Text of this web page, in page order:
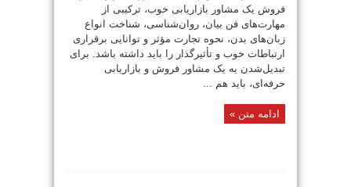
فروش یک مشاور بازاریابی خوب، ترکیبی از
مهارت‌های فن بیان، روان‌شناسی، شناخت انواع
زبان‌های بدن، نحوه تجارت مؤثر و توانایی برقراری
ارتباطات خوب و تأثیرگذار را باید داشته باشد. برای
تبدیل‌شدن به یک مشاور فروش و بازاریابی
حرفه‌ای، باید هم ...
ادامه متن »